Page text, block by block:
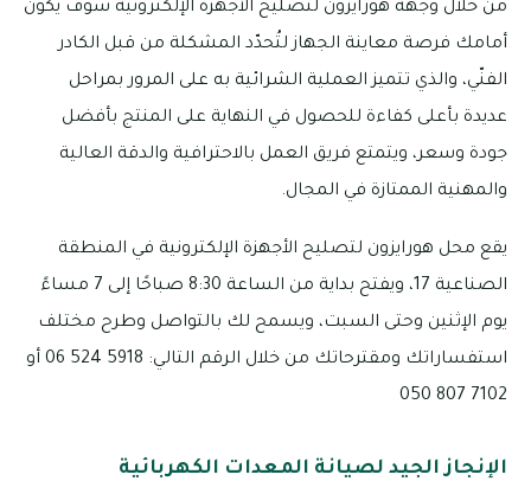
من خلال وجهة هورايزون لتصليح الأجهزة الإلكترونية سوف يكون
أمامك فرصة معاينة الجهاز لتُحدّد المشكلة من قبل الكادر
الفنّي، والذي تتميز العملية الشرائية به على المرور بمراحل
عديدة بأعلى كفاءة للحصول في النهاية على المنتج بأفضل
جودة وسعر، ويتمتع فريق العمل بالاحترافية والدقة العالية
والمهنية الممتازة في المجال.
يقع محل هورايزون لتصليح الأجهزة الإلكترونية في المنطقة
الصناعية 17، ويفتح بداية من الساعة 8:30 صباحًا إلى 7 مساءً
يوم الإثنين وحتى السبت، ويسمح لك بالتواصل وطرح مختلف
استفساراتك ومقترحاتك من خلال الرقم التالي: 5918 524 06 أو
7102 807 050
الإنجاز الجيد لصيانة المعدات الكهربائية